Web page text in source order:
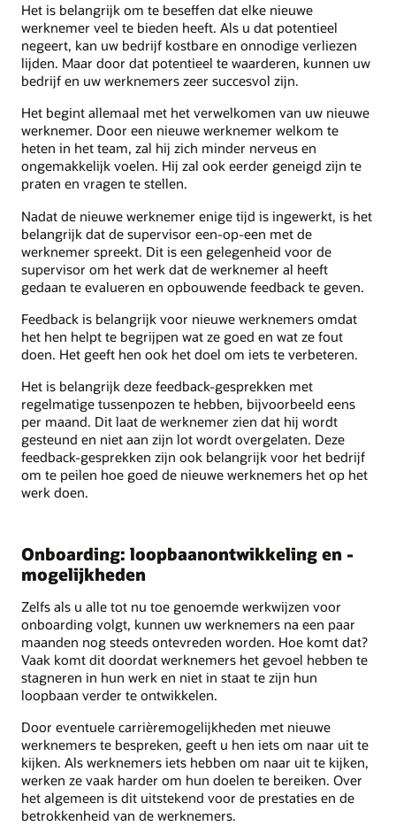
Het is belangrijk om te beseffen dat elke nieuwe
werknemer veel te bieden heeft. Als u dat potentieel
negeert, kan uw bedrijf kostbare en onnodige verliezen
lijden. Maar door dat potentieel te waarderen, kunnen uw
bedrijf en uw werknemers zeer succesvol zijn.
Het begint allemaal met het verwelkomen van uw nieuwe
werknemer. Door een nieuwe werknemer welkom te
heten in het team, zal hij zich minder nerveus en
ongemakkelijk voelen. Hij zal ook eerder geneigd zijn te
praten en vragen te stellen.
Nadat de nieuwe werknemer enige tijd is ingewerkt, is het
belangrijk dat de supervisor een-op-een met de
werknemer spreekt. Dit is een gelegenheid voor de
supervisor om het werk dat de werknemer al heeft
gedaan te evalueren en opbouwende feedback te geven.
Feedback is belangrijk voor nieuwe werknemers omdat
het hen helpt te begrijpen wat ze goed en wat ze fout
doen. Het geeft hen ook het doel om iets te verbeteren.
Het is belangrijk deze feedback-gesprekken met
regelmatige tussenpozen te hebben, bijvoorbeeld eens
per maand. Dit laat de werknemer zien dat hij wordt
gesteund en niet aan zijn lot wordt overgelaten. Deze
feedback-gesprekken zijn ook belangrijk voor het bedrijf
om te peilen hoe goed de nieuwe werknemers het op het
werk doen.
Onboarding: loopbaanontwikkeling en -
mogelijkheden
Zelfs als u alle tot nu toe genoemde werkwijzen voor
onboarding volgt, kunnen uw werknemers na een paar
maanden nog steeds ontevreden worden. Hoe komt dat?
Vaak komt dit doordat werknemers het gevoel hebben te
stagneren in hun werk en niet in staat te zijn hun
loopbaan verder te ontwikkelen.
Door eventuele carrièremogelijkheden met nieuwe
werknemers te bespreken, geeft u hen iets om naar uit te
kijken. Als werknemers iets hebben om naar uit te kijken,
werken ze vaak harder om hun doelen te bereiken. Over
het algemeen is dit uitstekend voor de prestaties en de
betrokkenheid van de werknemers.